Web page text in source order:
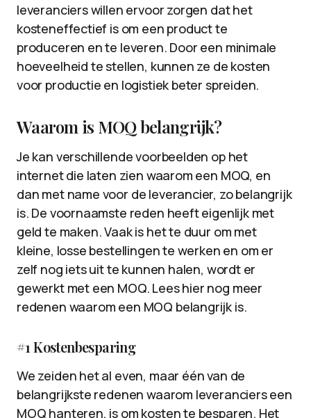
leveranciers willen ervoor zorgen dat het
kosteneffectief is om een product te
produceren en te leveren. Door een minimale
hoeveelheid te stellen, kunnen ze de kosten
voor productie en logistiek beter spreiden.
Waarom is MOQ belangrijk?
Je kan verschillende voorbeelden op het
internet die laten zien waarom een MOQ, en
dan met name voor de leverancier, zo belangrijk
is. De voornaamste reden heeft eigenlijk met
geld te maken. Vaak is het te duur om met
kleine, losse bestellingen te werken en om er
zelf nog iets uit te kunnen halen, wordt er
gewerkt met een MOQ. Lees hier nog meer
redenen waarom een MOQ belangrijk is.
#1 Kostenbesparing
We zeiden het al even, maar één van de
belangrijkste redenen waarom leveranciers een
MOQ hanteren, is om kosten te besparen. Het